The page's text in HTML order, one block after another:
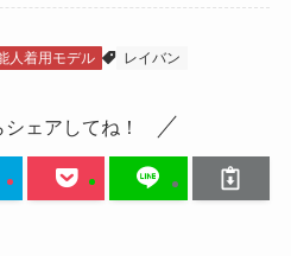
人着用モデル レイバン
ェアしてね！